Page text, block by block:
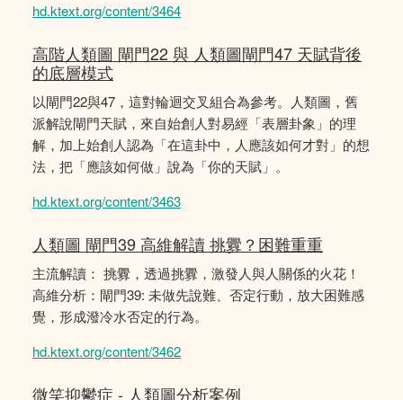
hd.ktext.org/content/3464
高階人類圖 閘門22 與 人類圖閘門47 天賦背後
的底層模式
以閘門22與47，這對輪迴交叉組合為參考。人類圖，舊
派解說閘門天賦，來自始創人對易經「表層卦象」的理
解，加上始創人認為「在這卦中，人應該如何才對」的想
法，把「應該如何做」說為「你的天賦」。
hd.ktext.org/content/3463
人類圖 閘門39 高維解讀 挑釁？困難重重
主流解讀： 挑釁，透過挑釁，激發人與人關係的火花！
高維分析：閘門39: 未做先說難、否定行動，放大困難感
覺，形成潑冷水否定的行為。
hd.ktext.org/content/3462
微笑抑鬱症 - 人類圖分析案例